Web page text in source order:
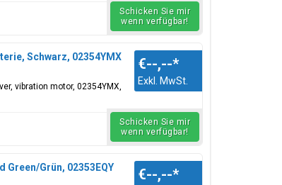
Schicken Sie mir
wenn verfügbar!
Schwarz, 02354YMX
vibration motor, 02354YMX,
€--,--*
Exkl. MwSt.
Schicken Sie mir
wenn verfügbar!
Green/Grün, 02353EQY €--,--*